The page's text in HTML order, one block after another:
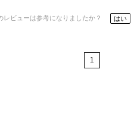
レビューは参考になりましたか？ はい
1